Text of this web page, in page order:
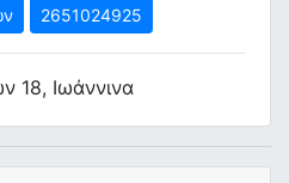
2651024925
18, Ιωάννινα